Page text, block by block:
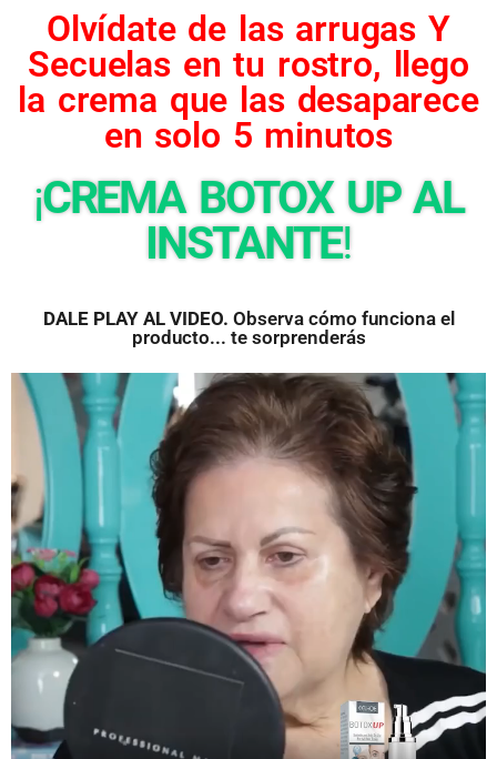
Olvídate de las arrugas Y
Secuelas en tu rostro, llego
la crema que las desaparece
en solo 5 minutos
¡CREMA BOTOX UP AL
INSTANTE!
DALE PLAY AL VIDEO. Observa cómo funciona el
producto... te sorprenderás